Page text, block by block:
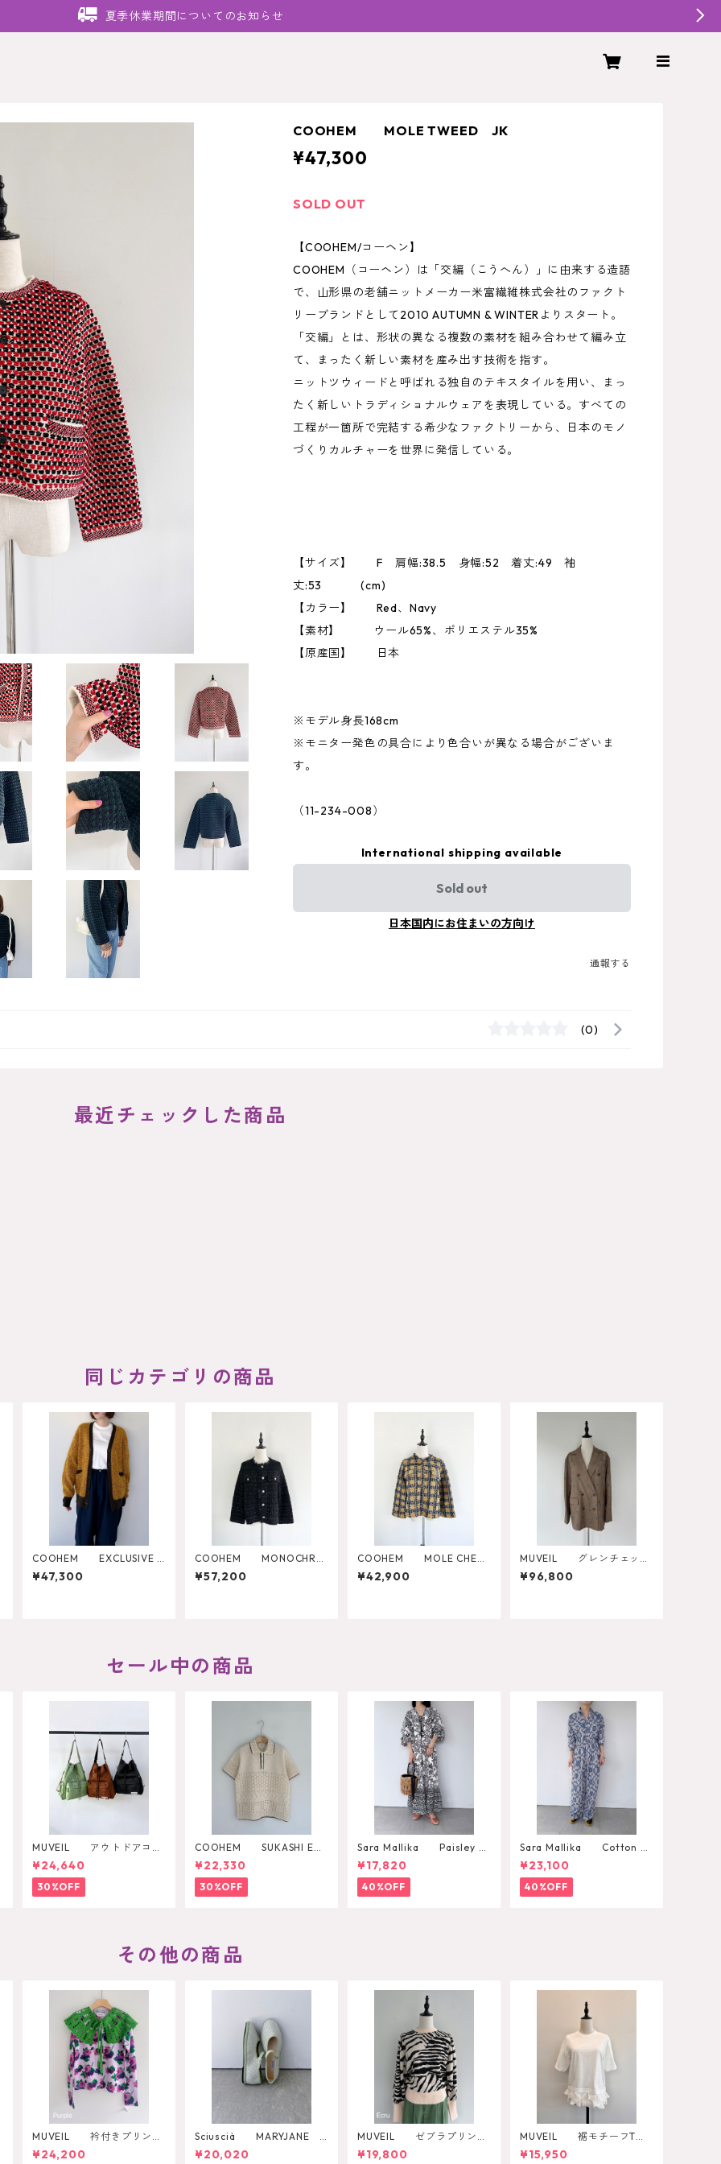
夏季休業期間についてのお知らせ
COOHEM MOLE TWEED JK
¥47,300
SOLD OUT
【COOHEM/コーヘン】
COOHEM（コーヘン）は「交編（こうへん）」に由来する造語
で、山形県の老舗ニットメーカー米富繊維株式会社のファクト
リーブランドとして2010 AUTUMN & WINTERよりスタート。
「交編」とは、形状の異なる複数の素材を組み合わせて編み立
て、まったく新しい素材を産み出す技術を指す。
ニットツウィードと呼ばれる独自のテキスタイルを用い、まっ
たく新しいトラディショナルウェアを表現している。すべての
工程が一箇所で完結する希少なファクトリーから、日本のモノ
づくりカルチャーを世界に発信している。
【サイズ】 F 肩幅:38.5 身幅:52 着丈:49 袖
丈:53 (cm)
【カラー】 Red、Navy
【素材】 ウール65%、ポリエステル35%
【原産国】 日本
※モデル身長168cm
※モニター発色の具合により色合いが異なる場合がございま
す。
（11-234-008）
International shipping available
Sold out
日本国内にお住まいの方向け
通報する
(0)
最近チェックした商品
同じカテゴリの商品
COOHEM EXCLUSIVE G
ARMENT
¥47,300
COOHEM MONOCHRO
ME TWEED JACKET
¥57,200
COOHEM MOLE CHEC
K TWEED J/K
¥42,900
MUVEIL グレンチェック
ローズ刺繍ジャケット MA
262FJK002
¥96,800
セール中の商品
MUVEIL アウトドアコラ
ボ2WAYリュック
¥24,640
30%OFF
COOHEM SUKASHI EM
BOSSED KNIT PULLOVER
¥22,330
30%OFF
Sara Mallika Paisley Fl
ower Print Dress
¥17,820
40%OFF
Sara Mallika Cotton Fl
ower Signal Print All In O
ne
¥23,100
40%OFF
その他の商品
MUVEIL 衿付きプリント
カーディガン
¥24,200
Sciuscià MARYJANE
（ARTICHOKE）
¥20,020
MUVEIL ゼブラプリント
ニットプルオーバー
¥19,800
MUVEIL 裾モチーフTシ
ャツ
¥15,950